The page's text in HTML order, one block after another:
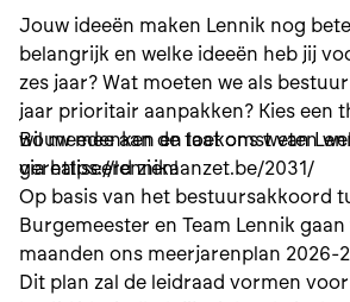
Jouw ideeën maken Lennik nog
belangrijk en welke ideeën heb jij
zes jaar? Wat moeten we als
jaar prioritair aanpakken? Kies een
wil meedenken en laat ons weten
gerealiseerd zien!
Bouw mee aan de toekomst van
via https://lennikaanzet.be/2031/
Op basis van het bestuursakkoord
Burgemeester en Team Lennik
maanden ons meerjarenplan 2026-
Dit plan zal de leidraad vormen